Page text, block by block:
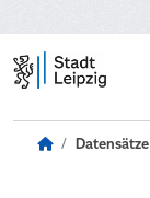
Datensätze